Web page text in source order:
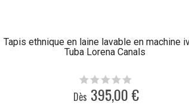
Tapis ethnique en laine lavable en machine
Tuba Lorena Canals
Dès 395,00 €